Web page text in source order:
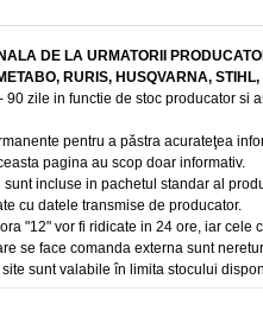
DE LA URMATORII
RURIS, HUSQVARNA,
zile in functie de stoc producator si
pentru a păstra acurateţea
pagina au scop doar informativ.
incluse in pachetul standar al
cu datele transmise de producator.
"12" vor fi ridicate in 24 ore, iar cele
se face comanda externa sunt
sunt valabile în limita stocului